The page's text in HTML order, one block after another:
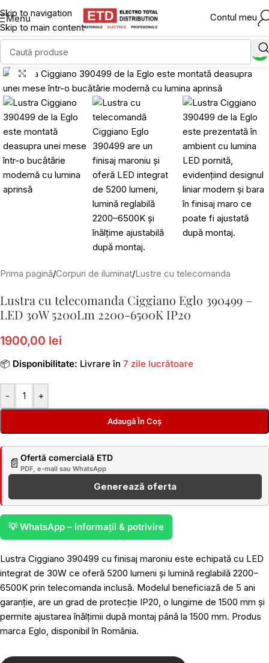
Skip to navigation
Skip to main content
Menu Contul meu
Click to enlarge
Prima pagină/Corpuri de iluminat/Lustre cu telecomanda
Lustra cu telecomanda Ciggiano Eglo 390499 –
LED 30W 5200Lm 2200-6500K IP20
1900,00 lei
📦 Disponibilitate: Livrare în 7 zile lucrătoare
- +
Adaugă În Coș
📄 Ofertă comercială ETD
PDF, e-mail sau WhatsApp
Generează oferta
💡 WhatsApp – informații & potrivire
Lustra Ciggiano 390499 cu finisaj maroniu este echipată cu LED
integrat de 30W ce oferă 5200 lumeni și lumină reglabilă 2200–
6500K prin telecomanda inclusă. Modelul beneficiază de 5 ani
garanție, are un grad de protecție IP20, o lungime de 1500 mm și
permite ajustarea înălțimii după montaj până la 1500 mm. Produs
marca Eglo, disponibil în România.